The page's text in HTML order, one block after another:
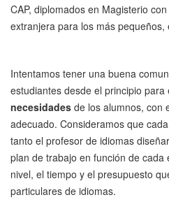
CAP, diplomados en Magisterio
extranjera para los más pequeños,
Intentamos tener una buena
estudiantes desde el principio para
necesidades de los alumnos, con
adecuado. Consideramos que
tanto el profesor de idiomas
plan de trabajo en función de cada
nivel, el tiempo y el presupuesto
particulares de idiomas.